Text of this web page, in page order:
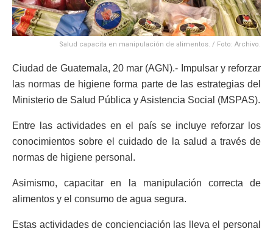
Salud capacita en manipulación de alimentos. / Foto: Archivo.
Ciudad de Guatemala, 20 mar (AGN).- Impulsar y reforzar
las normas de higiene forma parte de las estrategias del
Ministerio de Salud Pública y Asistencia Social (MSPAS).
Entre las actividades en el país se incluye reforzar los
conocimientos sobre el cuidado de la salud a través de
normas de higiene personal.
Asimismo, capacitar en la manipulación correcta de
alimentos y el consumo de agua segura.
Estas actividades de concienciación las lleva el personal